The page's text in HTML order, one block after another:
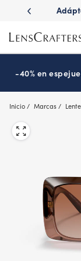
main
content
con las lentes
-40% en
Inicio Marcas